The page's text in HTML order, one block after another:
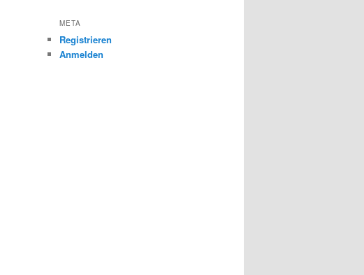
META
Registrieren
Anmelden